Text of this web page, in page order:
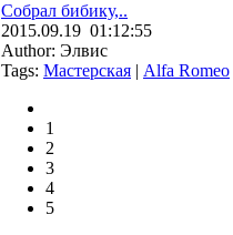
Собрал бибику,..
2015.09.19 01:12:55
Author: Элвис
Tags: Мастерская | Alfa Romeo
1
2
3
4
5